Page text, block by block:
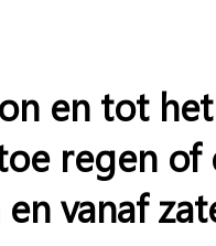
en tot
regen
vanaf